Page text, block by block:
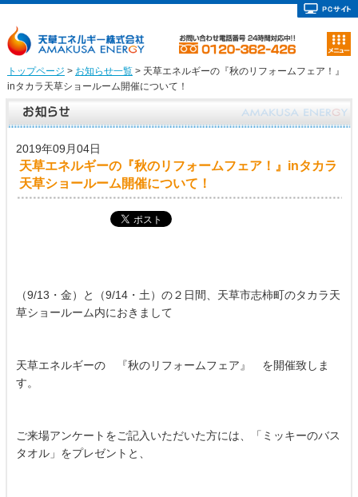
トップページ > お知らせ一覧> 天草エネルギーの『秋のリフォームフェア！』
inタカラ天草ショールーム開催について！
2019年09月04日
天草エネルギーの『秋のリフォームフェア！』inタカラ
天草ショールーム開催について！
（9/13・金）と（9/14・土）の２日間、天草市志柿町のタカラ天
草ショールーム内におきまして
天草エネルギーの 『秋のリフォームフェア』 を開催致しま
す。
ご来場アンケートをご記入いただいた方には、「ミッキーのバス
タオル」をプレゼントと、